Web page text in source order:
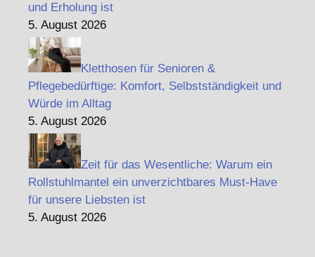
und Erholung ist
5. August 2026
Kletthosen für Senioren &
Pflegebedürftige: Komfort, Selbstständigkeit und
Würde im Alltag
5. August 2026
Zeit für das Wesentliche: Warum ein
Rollstuhlmantel ein unverzichtbares Must-Have
für unsere Liebsten ist
5. August 2026